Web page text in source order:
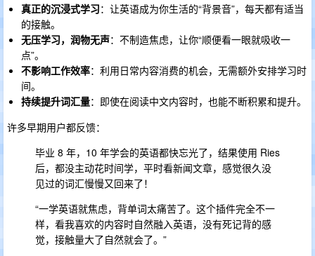
真正的沉浸式学习：让英语成为你生活的“背景音”，每天都有适当
的接触。
无压学习，润物无声：不制造焦虑，让你“顺便看一眼就吸收一
点”。
不影响工作效率：利用日常内容消费的机会，无需额外安排学习时
间。
持续提升词汇量：即使在阅读中文内容时，也能不断积累和提升。
许多早期用户都反馈：
毕业 8 年，10 年学会的英语都快忘光了，结果使用 Ries
后，都没主动花时间学，平时看新闻文章，感觉很久没
见过的词汇慢慢又回来了！
“一学英语就焦虑，背单词太痛苦了。这个插件完全不一
样，看我喜欢的内容时自然融入英语，没有死记背的感
觉，接触量大了自然就会了。”